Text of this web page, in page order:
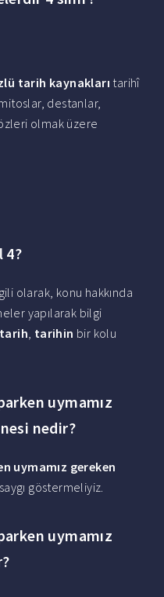
tarih kaynakları tarihî
destanlar,
olmak üzere
4?
olarak, konu hakkında
yapılarak bilgi
, tarihin bir kolu
uymamız
nedir?
uymamız gereken
göstermeliyiz.
uymamız